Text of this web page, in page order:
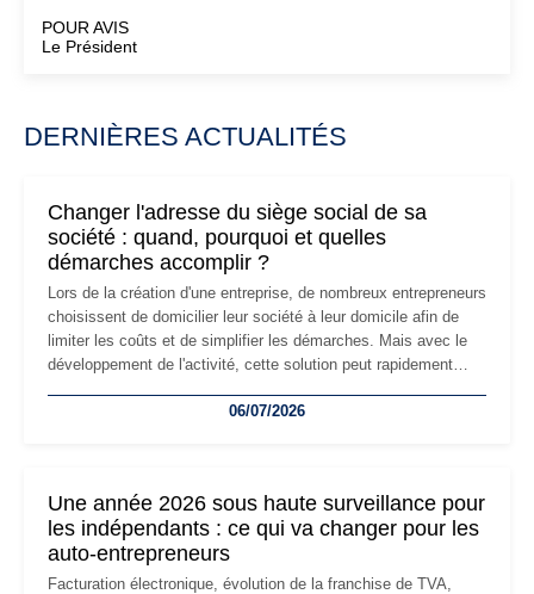
POUR AVIS
Le Président
DERNIÈRES ACTUALITÉS
Changer l'adresse du siège social de sa
société : quand, pourquoi et quelles
démarches accomplir ?
Lors de la création d'une entreprise, de nombreux entrepreneurs
choisissent de domicilier leur société à leur domicile afin de
limiter les coûts et de simplifier les démarches. Mais avec le
développement de l'activité, cette solution peut rapidement
professionnels, recrutement, image de marque… Le
06/07/2026
Une année 2026 sous haute surveillance pour
les indépendants : ce qui va changer pour les
auto-entrepreneurs
Facturation électronique, évolution de la franchise de TVA,